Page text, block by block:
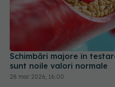
Schimbări majore în
sunt noile valori normale
28 mar 2026, 16:00